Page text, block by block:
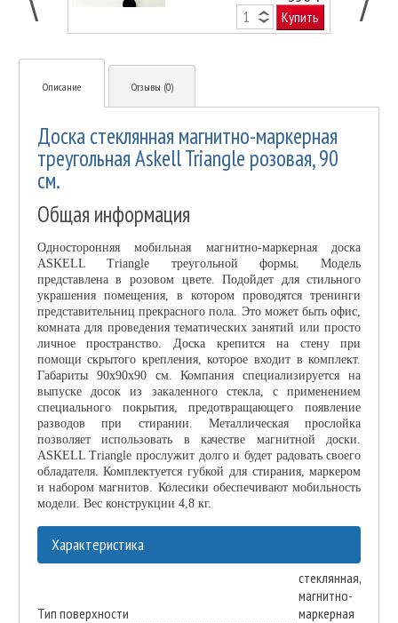
Купить
Описание Отзывы (0)
Доска стеклянная магнитно-маркерная
треугольная Askell Triangle розовая, 90
см.
Общая информация
Односторонняя мобильная магнитно-маркерная доска
ASKELL Triangle треугольной формы. Модель
представлена в розовом цвете. Подойдет для стильного
украшения помещения, в котором проводятся тренинги
представительниц прекрасного пола. Это может быть офис,
комната для проведения тематических занятий или просто
личное пространство. Доска крепится на стену при
помощи скрытого крепления, которое входит в комплект.
Габариты 90x90x90 см. Компания специализируется на
выпуске досок из закаленного стекла, с применением
специального покрытия, предотвращающего появление
разводов при стирании. Металлическая прослойка
позволяет использовать в качестве магнитной доски.
ASKELL Triangle прослужит долго и будет радовать своего
обладателя. Комплектуется губкой для стирания, маркером
и набором магнитов. Колесики обеспечивают мобильность
модели. Вес конструкции 4,8 кг.
Характеристика
Тип поверхности
стеклянная,
магнитно-
маркерная